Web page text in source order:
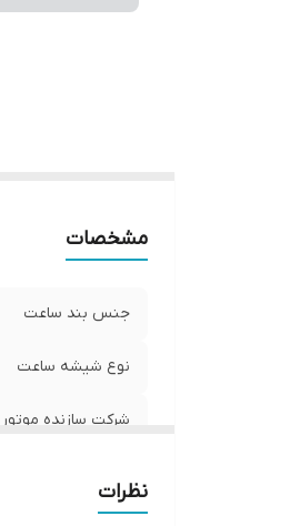
مشخصات
جنس بند ساعت
نوع شیشه ساعت
شرکت سازنده
نظرات